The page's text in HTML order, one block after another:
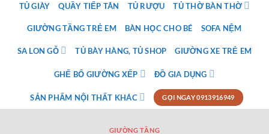
TỦ GIÀY QUẦY TIẾP TÂN TỦ RƯỢU TỦ THỜ BÀN THỜ
GIƯỜNG TẦNG TRẺ EM BÀN HỌC CHO BÉ SOFA NỆM
SA LON GỖ TỦ BÀY HÀNG, TỦ SHOP GIƯỜNG XE TRẺ EM
GHẾ BỐ GIƯỜNG XẾP ĐỒ GIA DỤNG
SẢN PHẨM NỘI THẤT KHÁC GỌI NGAY 0913916949
GIƯỜNG TẦNG